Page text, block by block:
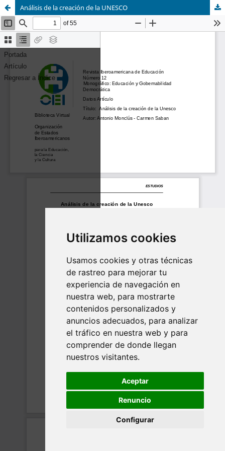
Utilizamos cookies
Usamos cookies y otras técnicas
de rastreo para mejorar tu
experiencia de navegación en
nuestra web, para mostrarte
contenidos personalizados y
anuncios adecuados, para analizar
el tráfico en nuestra web y para
comprender de donde llegan
nuestros visitantes.
Aceptar
Renuncio
Configurar
Análisis de la creación de la UNESCO